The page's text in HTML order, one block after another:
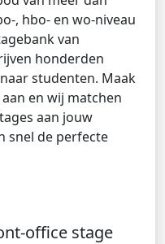
, hbo- en wo-niveau
van
honderden
studenten. Maak
en wij matchen
aan jouw
snel de perfecte
office stage